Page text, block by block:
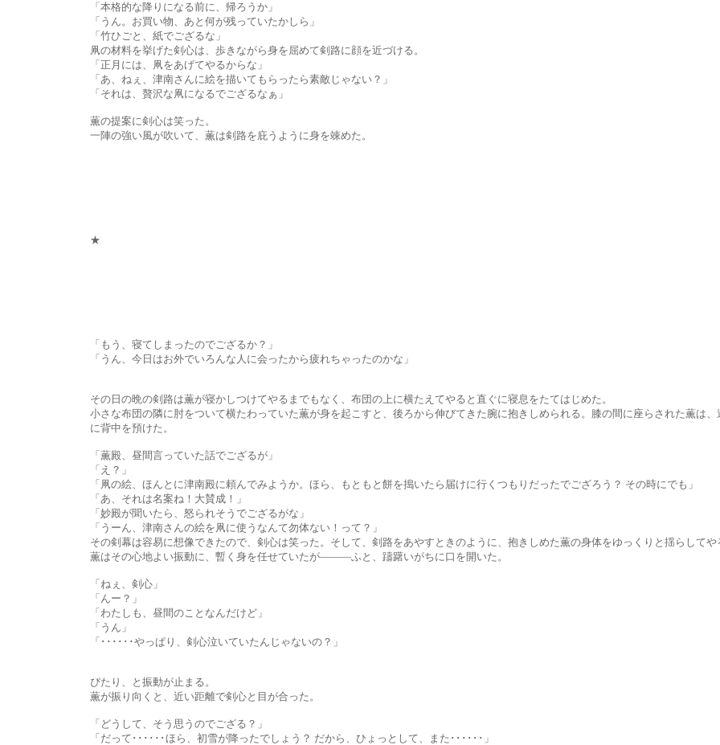
「本格的な降りになる前に、帰ろうか」
「うん。お買い物、あと何が残っていたかしら」
「竹ひごと、紙でござるな」
凧の材料を挙げた剣心は、歩きながら身を屈めて剣路に顔を近づける。
「正月には、凧をあげてやるからな」
「あ、ねぇ、津南さんに絵を描いてもらったら素敵じゃない？」
「それは、贅沢な凧になるでござるなぁ」
薫の提案に剣心は笑った。
一陣の強い風が吹いて、薫は剣路を庇うように身を竦めた。
★
「もう、寝てしまったのでござるか？」
「うん、今日はお外でいろんな人に会ったから疲れちゃったのかな」
その日の晩の剣路は薫が寝かしつけてやるまでもなく、布団の上に横たえてやると直ぐに寝息をたてはじめた。
小さな布団の隣に肘をついて横たわっていた薫が身を起こすと、後ろから伸びてきた腕に抱きしめられる。膝の間に座らされた薫は、
に背中を預けた。
「薫殿、昼間言っていた話でござるが」
「え？」
「凧の絵、ほんとに津南殿に頼んでみようか。ほら、もともと餅を搗いたら届けに行くつもりだったでござろう？ その時にでも」
「あ、それは名案ね！大賛成！」
「妙殿が聞いたら、怒られそうでござるがな」
「うーん、津南さんの絵を凧に使うなんて勿体ない！って？」
その剣幕は容易に想像できたので、剣心は笑った。そして、剣路をあやすときのように、抱きしめた薫の身体をゆっくりと揺らしてや
薫はその心地よい振動に、暫く身を任せていたが―――ふと、躊躇いがちに口を開いた。
「ねぇ、剣心」
「んー？」
「わたしも、昼間のことなんだけど」
「うん」
「･･････やっぱり、剣心泣いていたんじゃないの？」
ぴたり、と振動が止まる。
薫が振り向くと、近い距離で剣心と目が合った。
「どうして、そう思うのでござる？」
「だって･･････ほら、初雪が降ったでしょう？ だから、ひょっとして、また･･････」